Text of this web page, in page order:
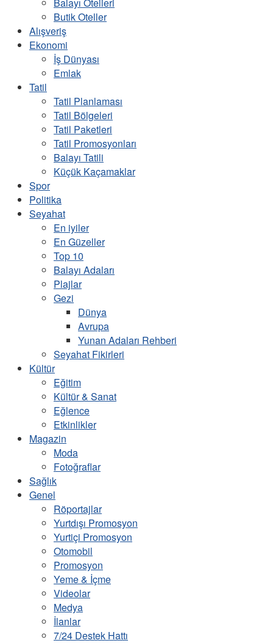
Butik Oteller
Alışveriş
Ekonomi
İş Dünyası
Emlak
Tatil
Tatil Planlaması
Tatil Bölgeleri
Tatil Paketleri
Tatil Promosyonları
Balayı Tatili
Küçük Kaçamaklar
Spor
Politika
Seyahat
En iyiler
En Güzeller
Top 10
Balayı Adaları
Plajlar
Gezi
Dünya
Avrupa
Yunan Adaları Rehberi
Seyahat Fikirleri
Kültür
Eğitim
Kültür & Sanat
Eğlence
Etkinlikler
Magazin
Moda
Fotoğraflar
Sağlık
Genel
Röportajlar
Yurtdışı Promosyon
Yurtiçi Promosyon
Otomobil
Promosyon
Yeme & İçme
Videolar
Medya
İlanlar
7/24 Destek Hattı